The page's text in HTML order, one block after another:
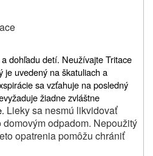
dohľadu detí. Neužívajte Tritace
je uvedený na škatuliach a
sa vzťahuje na posledný
žiadne zvláštne
Lieky sa nesmú likvidovať
odpadom. Nepoužitý
opatrenia pomôžu chrániť